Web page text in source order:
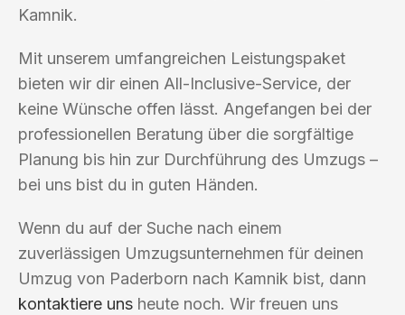
Kamnik.
Mit unserem umfangreichen Leistungspaket
bieten wir dir einen All-Inclusive-Service, der
keine Wünsche offen lässt. Angefangen bei der
professionellen Beratung über die sorgfältige
Planung bis hin zur Durchführung des Umzugs –
bei uns bist du in guten Händen.
Wenn du auf der Suche nach einem
zuverlässigen Umzugsunternehmen für deinen
Umzug von Paderborn nach Kamnik bist, dann
kontaktiere uns heute noch. Wir freuen uns